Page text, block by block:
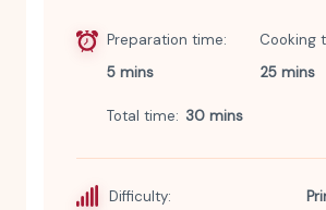
Preparation time
5 mins
Cooking
25 mins
Total time 30 mins
Difficulty: